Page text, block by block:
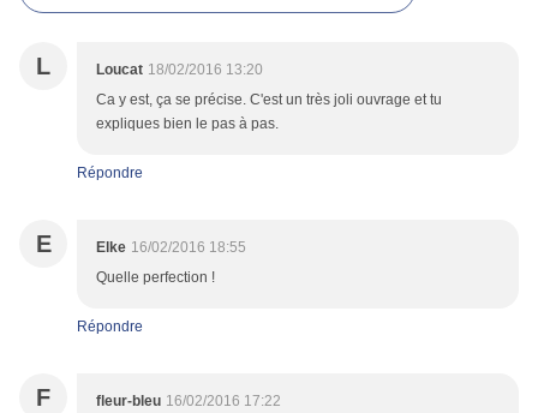
L Loucat 18/02/2016 13:20
Ca y est, ça se précise. C'est un très joli ouvrage et tu
expliques bien le pas à pas.
Répondre
E Elke 16/02/2016 18:55
Quelle perfection !
Répondre
F fleur-bleu 16/02/2016 17:22